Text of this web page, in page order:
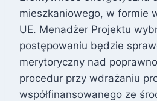
mieszkaniowego, w formie
UE. Menadżer Projektu
postępowaniu będzie
merytoryczny nad
procedur przy wdrażaniu
współfinansowanego ze